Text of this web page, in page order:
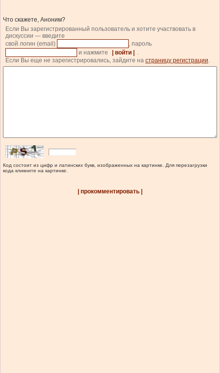
Что скажете, Аноним?
Если Вы зарегистрированный пользователь и хотите участвовать в
дискуссии — введите
свой логин (email)
, пароль
и нажмите
| войти |
.
Если Вы еще не зарегистрировались, зайдите на страницу регистрации.
Код состоит из цифр и латинских букв, изображенных на картинке. Для перезагрузки
кода кликните на картинке.
| прокомментировать |